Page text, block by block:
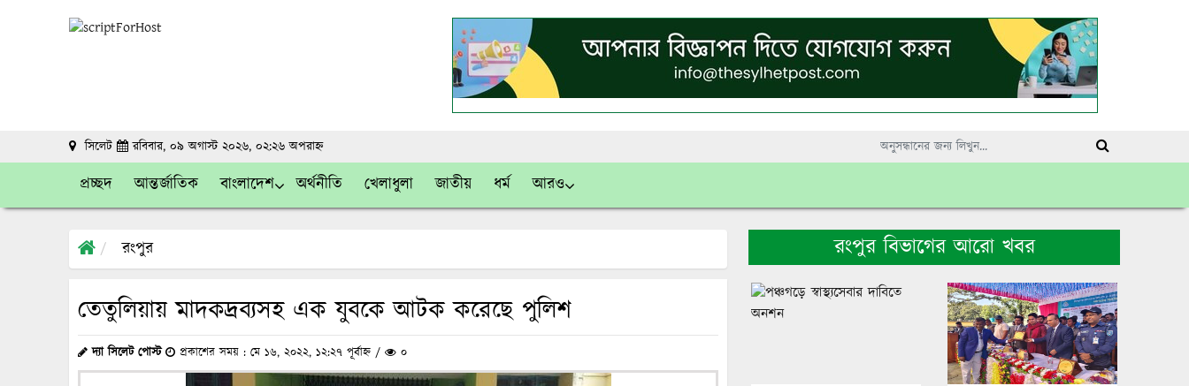
সিলেট রবিবার, ০৯ অগাস্ট ২০২৬, ০২:২৬ অপরাহ্ন
প্রচ্ছদ আন্তর্জাতিক বাংলাদেশ অর্থনীতি খেলাধুলা জাতীয় ধর্ম আরও
রংপুর
তেতুলিয়ায় মাদকদ্রব্যসহ এক যুবকে আটক করেছে পুলিশ
দ্যা সিলেট পোস্ট প্রকাশের সময় : মে ১৬, ২০২২, ১২:২৭ পূর্বাহ্ন / ০
রংপুর বিভাগের আরো খবর